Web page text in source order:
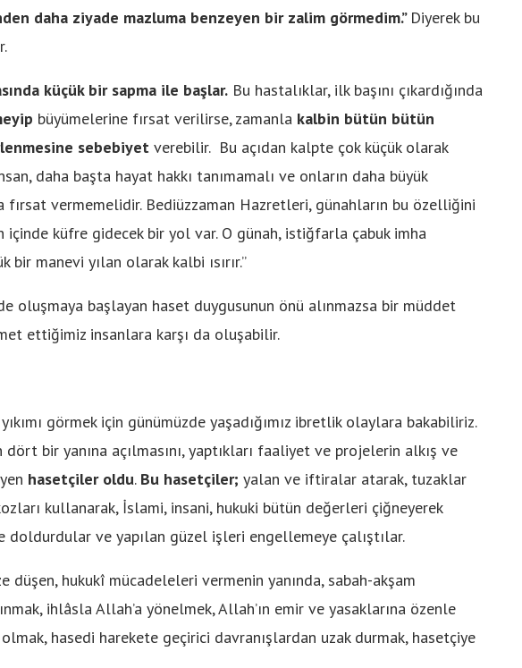
daha ziyade mazluma benzeyen bir zalim görmedim.” Diyerek bu
küçük bir sapma ile başlar. Bu hastalıklar, ilk başını çıkardığında
büyümelerine fırsat verilirse, zamanla kalbin bütün bütün
sebebiyet verebilir. Bu açıdan kalpte çok küçük olarak
daha başta hayat hakkı tanımamalı ve onların daha büyük
fırsat vermemelidir. Bediüzzaman Hazretleri, günahların bu özelliğini
içinde küfre gidecek bir yol var. O günah, istiğfarla çabuk imha
manevi yılan olarak kalbi ısırır.”
oluşmaya başlayan haset duygusunun önü alınmazsa bir müddet
ettiğimiz insanlara karşı da oluşabilir.
görmek için günümüzde yaşadığımız ibretlik olaylara bakabiliriz.
bir yanına açılmasını, yaptıkları faaliyet ve projelerin alkış ve
hasetçiler oldu. Bu hasetçiler; yalan ve iftiralar atarak, tuzaklar
kullanarak, İslami, insani, hukuki bütün değerleri çiğneyerek
doldurdular ve yapılan güzel işleri engellemeye çalıştılar.
düşen, hukukî mücadeleleri vermenin yanında, sabah-akşam
ihlâsla Allah’a yönelmek, Allah’ın emir ve yasaklarına özenle
hasedi harekete geçirici davranışlardan uzak durmak, hasetçiye